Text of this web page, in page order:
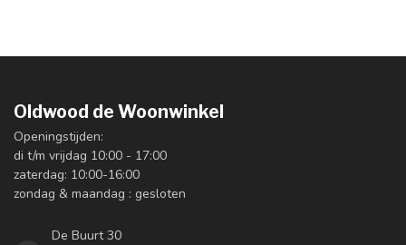
Oldwood de Woonwinkel
Openingstijden:
di t/m vrijdag 10:00 - 17:00
zaterdag: 10:00-16:00
zondag & maandag : gesloten
De Buurt 30